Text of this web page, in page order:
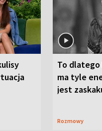
To dlatego
ma tyle
jest
Rozmowy